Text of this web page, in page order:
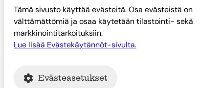
Talous
Yhteystiedot
Tietoa Suonenjoesta
Tietoa Suonenjoesta
Tämä sivusto käyttää evästeitä. Osa evästeistä on
välttämättömiä ja osaa käytetään tilastointi- sekä
markkinointitarkoituksiin.
Lue lisää Evästekäytännöt-sivulta.
Evästeasetukset